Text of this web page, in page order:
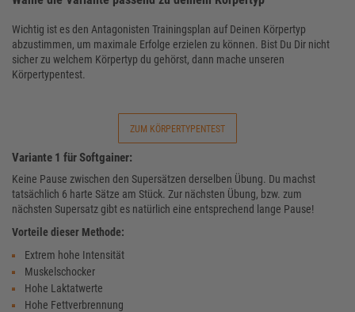
Wichtig ist es den Antagonisten Trainingsplan auf Deinen Körpertyp
abzustimmen, um maximale Erfolge erzielen zu können. Bist Du Dir nicht
sicher zu welchem Körpertyp du gehörst, dann mache unseren
Körpertypentest.
ZUM KÖRPERTYPENTEST
Variante 1 für Softgainer:
Keine Pause zwischen den Supersätzen derselben Übung. Du machst
tatsächlich 6 harte Sätze am Stück. Zur nächsten Übung, bzw. zum
nächsten Supersatz gibt es natürlich eine entsprechend lange Pause!
Vorteile dieser Methode:
Extrem hohe Intensität
Muskelschocker
Hohe Laktatwerte
Hohe Fettverbrennung